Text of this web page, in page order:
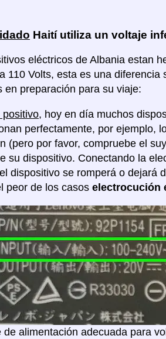
Haití utiliza un voltaje
eléctricos de Albania estan
110 Volts, esta es una
en preparación para su viaje:
positivo, hoy en día muchos
perfectamente, por ejemplo,
(pero por favor, compruebe el
su dispositivo. Conectando la
dispositivo se romperá o dejará
peor de los casos electrocución
de alimentación adecuada para